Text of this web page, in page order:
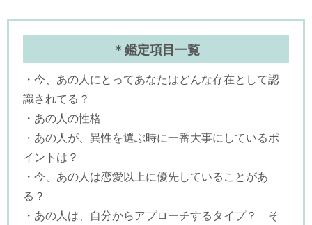
＊鑑定項目一覧
・今、あの人にとってあなたはどんな存在として認
識されてる？
・あの人の性格
・あの人が、異性を選ぶ時に一番大事にしているポ
イントは？
・今、あの人は恋愛以上に優先していることがあ
る？
・あの人は、自分からアプローチするタイプ？ そ